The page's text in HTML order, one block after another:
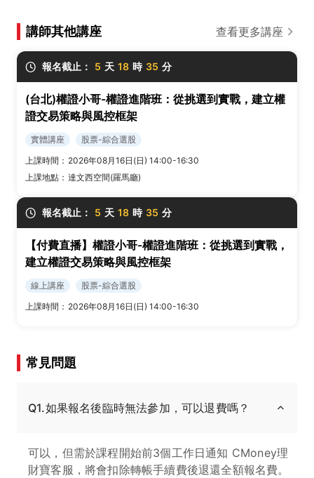
講師其他講座 查看更多講座
報名截止： 5 天 18 時 35 分
(台北)權證小哥-權證進階班：從挑選到實戰，建立權
證交易策略與風控框架
實體講座
股票-綜合選股
上課時間： 2026年08月16日(日) 14:00-16:30
上課地點： 達文西空間(羅馬廳)
報名截止： 5 天 18 時 35 分
【付費直播】權證小哥-權證進階班：從挑選到實戰，
建立權證交易策略與風控框架
線上講座
股票-綜合選股
上課時間： 2026年08月16日(日) 14:00-16:30
常見問題
Q1.如果報名後臨時無法參加，可以退費嗎？
可以，但需於課程開始前3個工作日通知 CMoney理
財寶客服，將會扣除轉帳手續費後退還全額報名費。